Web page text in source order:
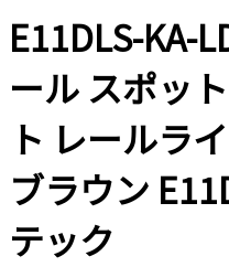
E11DLS-KA-
ール スポッ
ト レールラ
ブラウン
テック